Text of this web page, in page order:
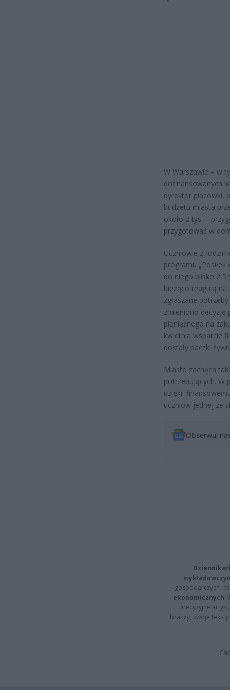
W Warszawie – w
dofinansowanych
dyrektor placówki,
budżetu miasta
około 2 tys. –
przygotować w
Uczniowie z
programu
do niego blisko 2,5
bieżąco reagują na
zgłaszane
zmieniono decyzję
pieniężnego na
kwietnia wsparcie
dostały paczki
Miasto zachęca
potrzebujących. W
dzięki
uczniów jednej ze
Obserwuj
gospodarczych i
ekonomicznych.
precyzyjne
branży, swoje